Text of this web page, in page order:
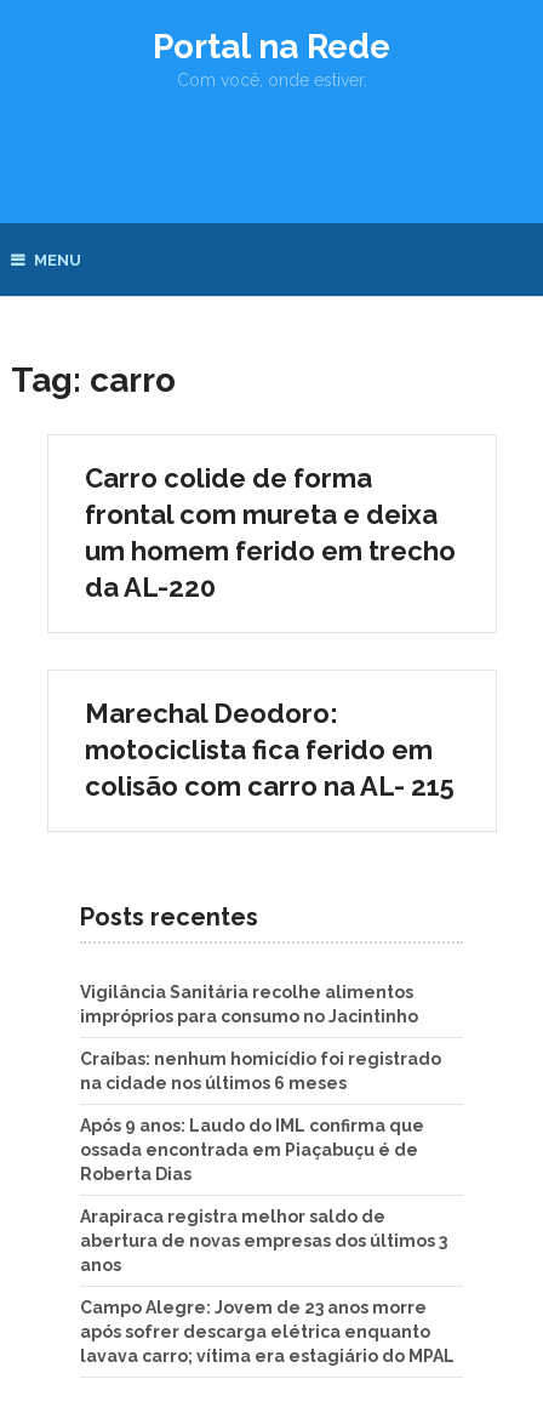
Portal na Rede
Com você, onde estiver.
MENU
Tag: carro
Carro colide de forma
frontal com mureta e deixa
um homem ferido em trecho
da AL-220
Marechal Deodoro:
motociclista fica ferido em
colisão com carro na AL- 215
Posts recentes
Vigilância Sanitária recolhe alimentos
impróprios para consumo no Jacintinho
Craíbas: nenhum homicídio foi registrado
na cidade nos últimos 6 meses
Após 9 anos: Laudo do IML confirma que
ossada encontrada em Piaçabuçu é de
Roberta Dias
Arapiraca registra melhor saldo de
abertura de novas empresas dos últimos 3
anos
Campo Alegre: Jovem de 23 anos morre
após sofrer descarga elétrica enquanto
lavava carro; vítima era estagiário do MPAL